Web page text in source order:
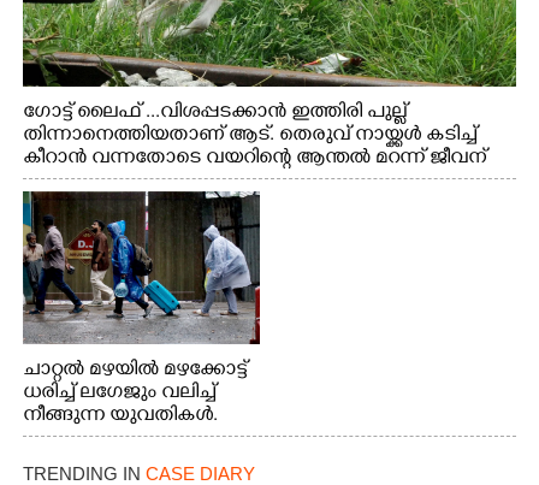
ഗോട്ട് ലൈഫ് ...വിശപ്പടക്കാൻ ഇത്തിരി പുല്ല്
തിന്നാനെത്തിയതാണ് ആട്. തെരുവ് നായ്ക്കൾ കടിച്ച്
കീറാൻ വന്നതോടെ വയറിന്റെ ആന്തൽ മറന്ന് ജീവന്
വേണ്ടിയായി ഓട്ടം. എറണാകുളം വാത്തുരുത്തിയിൽ
നിന്നുള്ള കാഴ്ച
ചാറ്റൽ മഴയിൽ മഴക്കോട്ട്
ധരിച്ച് ലഗേജും വലിച്ച്
നീങ്ങുന്ന യുവതികൾ.
എറണാകുളം മേനകയിൽ
നിന്നുള്ള കാഴ്ച
TRENDING IN CASE DIARY